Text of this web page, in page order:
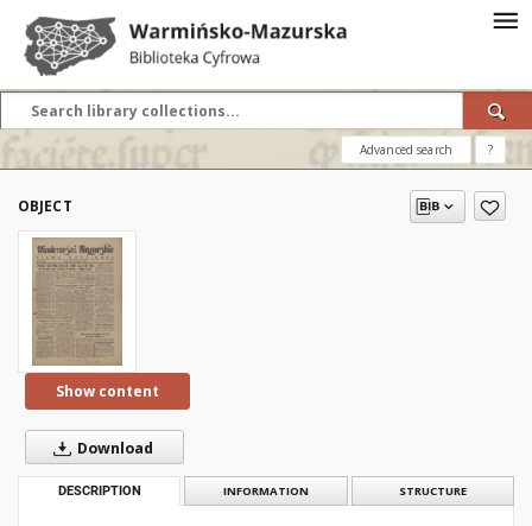
Advanced search ?
OBJECT
Show content
Download
DESCRIPTION INFORMATION STRUCTURE